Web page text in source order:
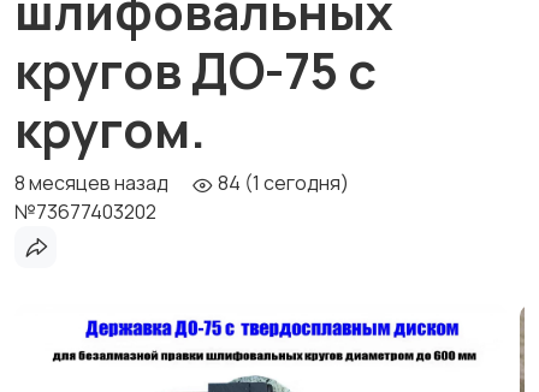
кругов ДО-75 с
кругом.
8 месяцев назад
84 (1 сегодня)
№73677403202